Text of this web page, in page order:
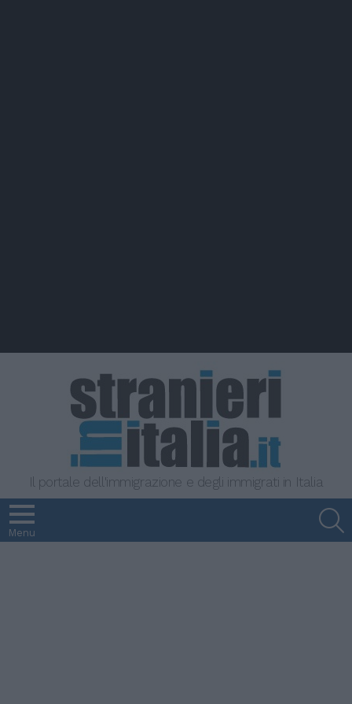
Il portale dell'immigrazione e degli immigrati in Italia
Menu